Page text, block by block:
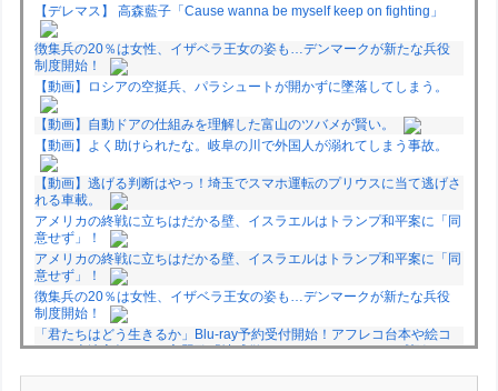
【デレマス】 高森藍子「Cause wanna be myself keep on fighting」
徴集兵の20％は女性、イザベラ王女の姿も…デンマークが新たな兵役
制度開始！
【動画】ロシアの空挺兵、パラシュートが開かずに墜落してしまう。
【動画】自動ドアの仕組みを理解した富山のツバメが賢い。
【動画】よく助けられたな。岐阜の川で外国人が溺れてしまう事故。
【動画】逃げる判断はやっ！埼玉でスマホ運転のプリウスに当て逃げさ
れる車載。
アメリカの終戦に立ちはだかる壁、イスラエルはトランプ和平案に「同
意せず」！
アメリカの終戦に立ちはだかる壁、イスラエルはトランプ和平案に「同
意せず」！
徴集兵の20％は女性、イザベラ王女の姿も…デンマークが新たな兵役
制度開始！
「君たちはどう生きるか」Blu-ray予約受付開始！アフレコ台本や絵コ
ンテ、米津玄師による主題歌「地球儀」ミュージッククリップ収録。ス